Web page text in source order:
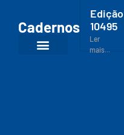
Cadernos
Edição
10495
Ler
mais...